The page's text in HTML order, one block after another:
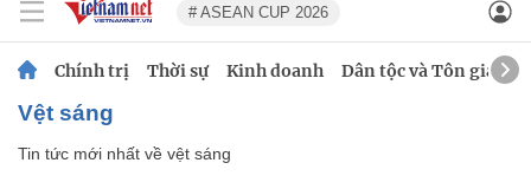
# ASEAN CUP 2026
Chính trị Thời sự Kinh doanh Dân tộc và Tôn giáo
vệt sáng
Tin tức mới nhất về vệt sáng